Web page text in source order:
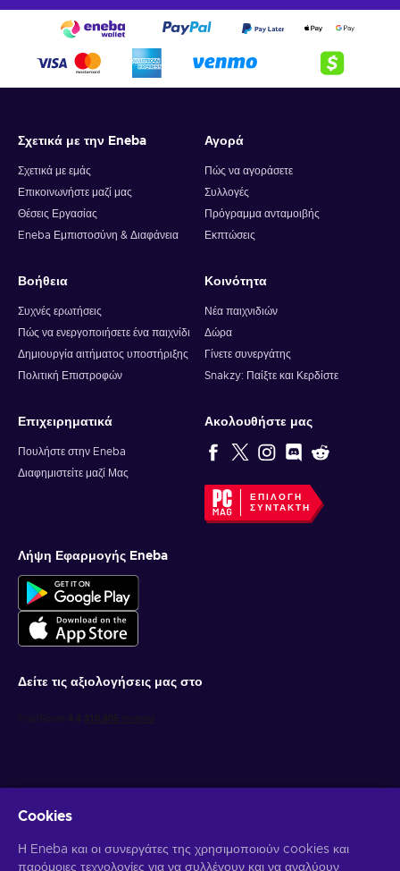
Σχετικά με την Eneba
Σχετικά με εμάς
Επικοινωνήστε μαζί μας
Θέσεις Εργασίας
Eneba Εμπιστοσύνη & Διαφάνεια
Αγορά
Πώς να αγοράσετε
Συλλογές
Πρόγραμμα ανταμοιβής
Εκπτώσεις
Βοήθεια
Συχνές ερωτήσεις
Πώς να ενεργοποιήσετε ένα παιχνίδι
Δημιουργία αιτήματος υποστήριξης
Πολιτική Επιστροφών
Κοινότητα
Νέα παιχνιδιών
Δώρα
Γίνετε συνεργάτης
Snakzy: Παίξτε και Κερδίστε
Επιχειρηματικά
Πουλήστε στην Eneba
Διαφημιστείτε μαζί Μας
Ακολουθήστε μας
ΕΠΙΛΟΓΉ
ΣΥΝΤΆΚΤΗ
Λήψη Εφαρμογής Eneba
Δείτε τις αξιολογήσεις μας στο
Λάβετε προσωποποιημένες προσφορές για παιχνίδια
Cookies
Η Eneba και οι συνεργάτες της χρησιμοποιούν cookies και
παρόμοιες τεχνολογίες για να συλλέγουν και να αναλύουν